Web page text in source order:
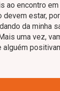
encontro
estar,
da minha
uma vez,